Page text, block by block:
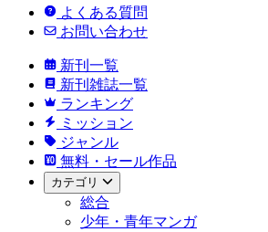
よくある質問
お問い合わせ
新刊一覧
新刊雑誌一覧
ランキング
ミッション
ジャンル
無料・セール作品
カテゴリ
総合
少年・青年マンガ